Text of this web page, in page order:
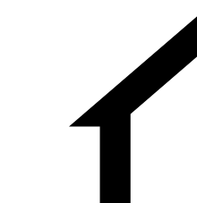
Seit Jahren ist
der
wegzudenken.
erreichen jährlich